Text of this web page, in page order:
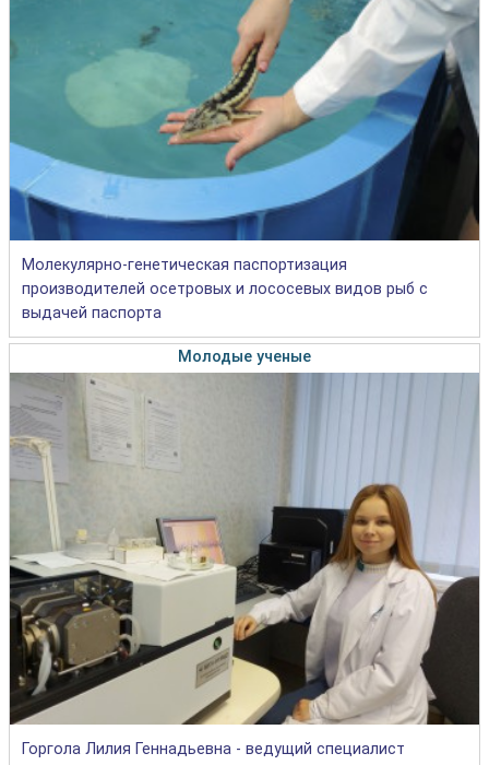
Молекулярно-генетическая паспортизация
производителей осетровых и лососевых видов рыб с
выдачей паспорта
Молодые ученые
Горгола Лилия Геннадьевна - ведущий специалист